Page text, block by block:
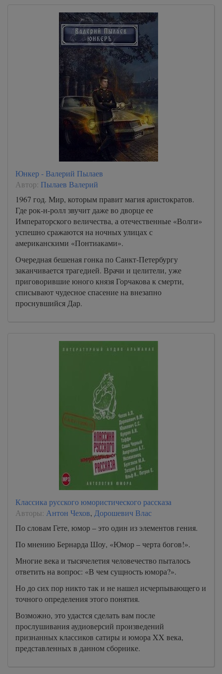
Юнкер - Валерий Пылаев
Автор: Пылаев Валерий
1967 год. Мир, которым правит магия аристократов.
Где рок-н-ролл звучит даже во дворце ее
Императорского величества, а отечественные «Волги»
успешно сражаются на ночных улицах с
американскими «Понтиаками».
Очередная бешеная гонка по Санкт-Петербургу
заканчивается трагедией. Врачи и целители, уже
приговорившие юного князя Горчакова к смерти,
списывают чудесное спасение на внезапно
проснувшийся Дар.
Классика русского юмористического рассказа
Авторы: Антон Чехов, Дорошевич Влас
По словам Гете, юмор – это один из элементов гения.
По мнению Бернарда Шоу, «Юмор – черта богов!».
Многие века и тысячелетия человечество пыталось
ответить на вопрос: «В чем сущность юмора?».
Но до сих пор никто так и не нашел исчерпывающего и
точного определения этого понятия.
Возможно, это удастся сделать вам после
прослушивания аудиоверсий произведений
признанных классиков сатиры и юмора XX века,
представленных в данном сборнике.